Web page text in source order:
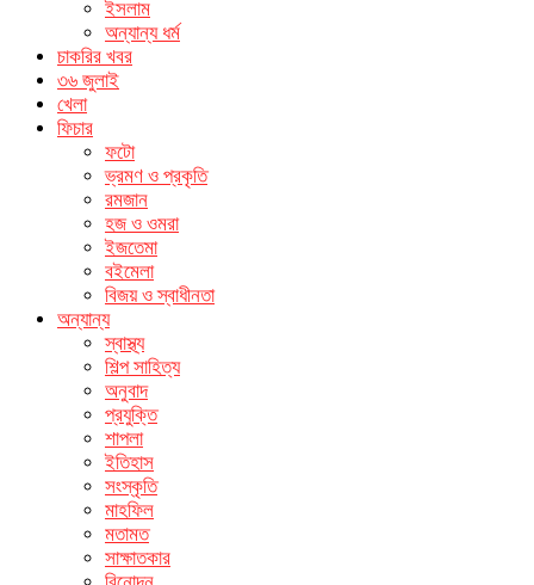
ইসলাম
অন্যান্য ধর্ম
চাকরির খবর
৩৬ জুলাই
খেলা
ফিচার
ফটো
ভ্রমণ ও প্রকৃতি
রমজান
হজ ও ওমরা
ইজতেমা
বইমেলা
বিজয় ও স্বাধীনতা
অন্যান্য
স্বাস্থ্য
শিল্প সাহিত্য
অনুবাদ
প্রযুক্তি
শাপলা
ইতিহাস
সংস্কৃতি
মাহফিল
মতামত
সাক্ষাতকার